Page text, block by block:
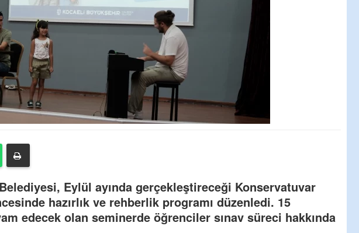
Eylül ayında gerçekleştireceği Konservatuvar
hazırlık ve rehberlik programı düzenledi. 15
edecek olan seminerde öğrenciler sınav süreci hakkında